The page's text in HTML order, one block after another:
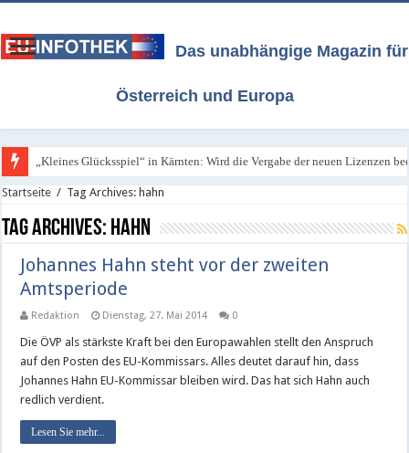
Das unabhängige Magazin für
Österreich und Europa
„Kleines Glücksspiel“ in Kärnten: Wird die Vergabe der neuen Lizenzen
Startseite / Tag Archives: hahn
Tag Archives: hahn
Johannes Hahn steht vor der zweiten
Amtsperiode
Redaktion Dienstag, 27. Mai 2014 0
Die ÖVP als stärkste Kraft bei den Europawahlen stellt den Anspruch
auf den Posten des EU-Kommissars. Alles deutet darauf hin, dass
Johannes Hahn EU-Kommissar bleiben wird. Das hat sich Hahn auch
redlich verdient.
Lesen Sie mehr...